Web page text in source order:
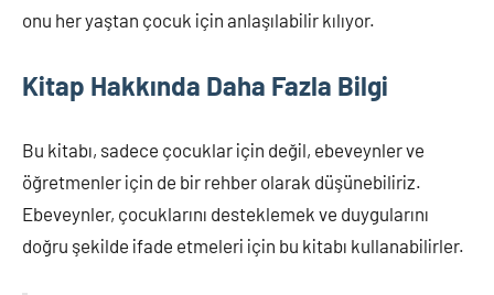
onu her yaştan çocuk için anlaşılabilir kılıyor.
Kitap Hakkında Daha Fazla Bilgi
Bu kitabı, sadece çocuklar için değil, ebeveynler ve
öğretmenler için de bir rehber olarak düşünebiliriz.
Ebeveynler, çocuklarını desteklemek ve duygularını
doğru şekilde ifade etmeleri için bu kitabı kullanabilirler.